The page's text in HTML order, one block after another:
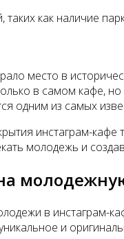
как наличие
место в
в самом кафе,
одним из самых
инстаграм-
молодежь и
в инстаграм-
и